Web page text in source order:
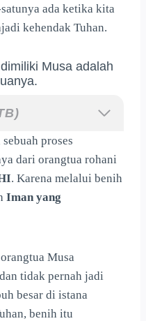
ada ketika kita
kehendak Tuhan.
Musa adalah
proses
dari orangtua rohani
. Karena melalui benih
Iman yang
Musa
tidak pernah jadi
besar di istana
benih itu